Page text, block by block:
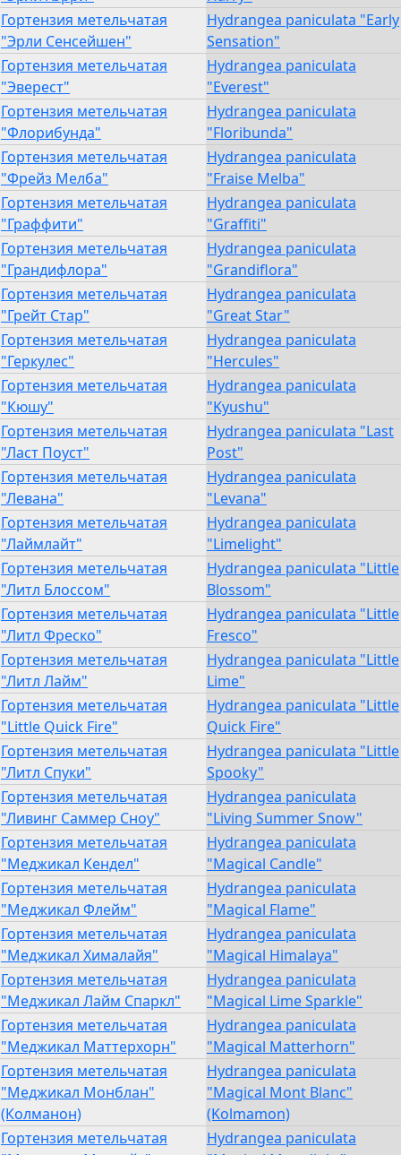
Гортензия метельчатая
"Эрли Сенсейшен"
Hydrangea paniculata "Early
Sensation"
Гортензия метельчатая
"Эверест"
Hydrangea paniculata
"Everest"
Гортензия метельчатая
"Флорибунда"
Hydrangea paniculata
"Floribunda"
Гортензия метельчатая
"Фрейз Мелба"
Hydrangea paniculata
"Fraise Melba"
Гортензия метельчатая
"Граффити"
Hydrangea paniculata
"Graffiti"
Гортензия метельчатая
"Грандифлора"
Hydrangea paniculata
"Grandiflora"
Гортензия метельчатая
"Грейт Стар"
Hydrangea paniculata
"Great Star"
Гортензия метельчатая
"Геркулес"
Hydrangea paniculata
"Hercules"
Гортензия метельчатая
"Кюшу"
Hydrangea paniculata
"Kyushu"
Гортензия метельчатая
"Ласт Поуст"
Hydrangea paniculata "Last
Post"
Гортензия метельчатая
"Левана"
Hydrangea paniculata
"Levana"
Гортензия метельчатая
"Лаймлайт"
Hydrangea paniculata
"Limelight"
Гортензия метельчатая
"Литл Блоссом"
Hydrangea paniculata "Little
Blossom"
Гортензия метельчатая
"Литл Фреско"
Hydrangea paniculata "Little
Fresco"
Гортензия метельчатая
"Литл Лайм"
Hydrangea paniculata "Little
Lime"
Гортензия метельчатая
"Little Quick Fire"
Hydrangea paniculata "Little
Quick Fire"
Гортензия метельчатая
"Литл Спуки"
Hydrangea paniculata "Little
Spooky"
Гортензия метельчатая
"Ливинг Саммер Сноу"
Hydrangea paniculata
"Living Summer Snow"
Гортензия метельчатая
"Меджикал Кендел"
Hydrangea paniculata
"Magical Candle"
Гортензия метельчатая
"Меджикал Флейм"
Hydrangea paniculata
"Magical Flame"
Гортензия метельчатая
"Меджикал Хималайя"
Hydrangea paniculata
"Magical Himalaya"
Гортензия метельчатая
"Меджикал Лайм Спаркл"
Hydrangea paniculata
"Magical Lime Sparkle"
Гортензия метельчатая
"Меджикал Маттерхорн"
Hydrangea paniculata
"Magical Matterhorn"
Гортензия метельчатая
"Меджикал Монблан"
(Колманон)
Hydrangea paniculata
"Magical Mont Blanc"
(Kolmamon)
Гортензия метельчатая
Hydrangea paniculata